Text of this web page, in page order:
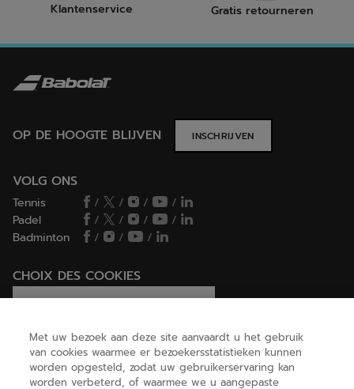
Klantenservice Gratis retourneren
OP DE HOOGTE BLIJVEN INSCHRIJVEN
VOLG ONS
Tennis / / /
/
Padel
/ / /
/
Badminton
/ / /
CHOIX DES COOKIES
HELP
Met uw bezoek aan deze site aanvaardt u het gebruik
van cookies waarmee er bezoekersstatistieken kunnen
worden opgesteld, zodat uw gebruikerservaring kan
worden verbeterd, of waarmee we u aangepaste